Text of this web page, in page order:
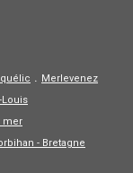
. Merlevenez
Louis
mer
- Bretagne